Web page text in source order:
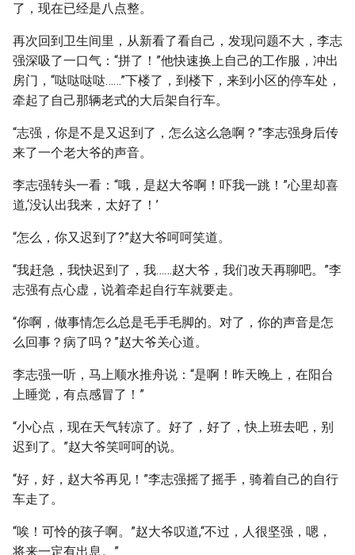
了，现在已经是八点整。
再次回到卫生间里，从新看了看自己，发现问题不大，李志
强深吸了一口气：“拼了！”他快速换上自己的工作服，冲出
房门，“哒哒哒哒……”下楼了，到楼下，来到小区的停车处，
牵起了自己那辆老式的大后架自行车。
“志强，你是不是又迟到了，怎么这么急啊？”李志强身后传
来了一个老大爷的声音。
李志强转头一看：“哦，是赵大爷啊！吓我一跳！”心里却喜
道,‘没认出我来，太好了！’
“怎么，你又迟到了?”赵大爷呵呵笑道。
“我赶急，我快迟到了，我……赵大爷，我们改天再聊吧。”李
志强有点心虚，说着牵起自行车就要走。
“你啊，做事情怎么总是毛手毛脚的。对了，你的声音是怎
么回事？病了吗？”赵大爷关心道。
李志强一听，马上顺水推舟说：“是啊！昨天晚上，在阳台
上睡觉，有点感冒了！”
“小心点，现在天气转凉了。好了，好了，快上班去吧，别
迟到了。”赵大爷笑呵呵的说。
“好，好，赵大爷再见！”李志强摇了摇手，骑着自己的自行
车走了。
“唉！可怜的孩子啊。”赵大爷叹道,“不过，人很坚强，嗯，
将来一定有出息。”